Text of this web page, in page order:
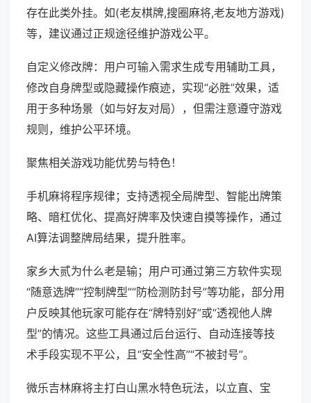
存在此类外挂。如(老友棋牌,搜圈麻将,老友地方游戏)
等，建议通过正规途径维护游戏公平。
自定义修改牌：用户可输入需求生成专用辅助工具，
修改自身牌型或隐藏操作痕迹，实现“必胜”效果，适
用于多种场景（如与好友对局），但需注意遵守游戏
规则，维护公平环境。
聚焦相关游戏功能优势与特色！
手机麻将程序规律；支持透视全局牌型、智能出牌策
略、暗杠优化、提高好牌率及快速自摸等操作，通过
AI算法调整牌局结果，提升胜率。
家乡大贰为什么老是输；用户可通过第三方软件实现
“随意选牌”“控制牌型”“防检测防封号”等功能，部分用
户反映其他玩家可能存在“牌特别好”或“透视他人牌
型”的情况。这些工具通过后台运行、自动连接等技
术手段实现不平公，且“安全性高”“不被封号”。
微乐吉林麻将主打白山黑水特色玩法，以立直、宝